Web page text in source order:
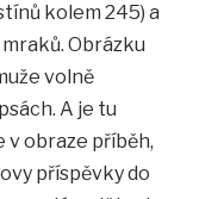
kolem 245) a
Obrázku
volně
A je tu
v obraze příběh,
příspěvky do